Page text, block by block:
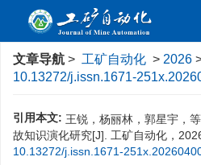
文章导航 > 工矿自动化 > 2026
10.13272/j.issn.1671-
引用本文: 王锐，杨丽林，郭星宇，
故知识演化研究[J]. 工矿自动化，
10.13272/j.issn.1671-